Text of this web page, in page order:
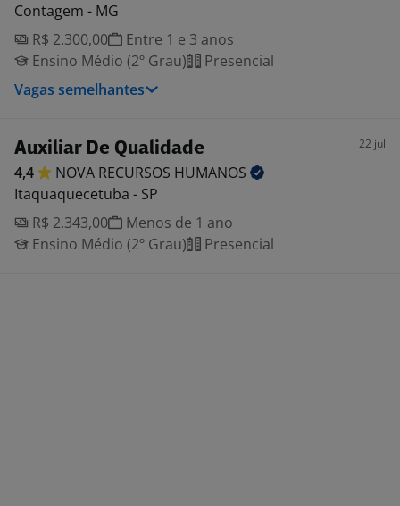
Contagem - MG
R$ 2.300,00
Entre 1 e 3 anos
Ensino Médio (2º Grau)
Presencial
Vagas semelhantes
Auxiliar De Qualidade 22 jul
4,4 NOVA RECURSOS HUMANOS
Itaquaquecetuba - SP
R$ 2.343,00
Menos de 1 ano
Ensino Médio (2º Grau)
Presencial